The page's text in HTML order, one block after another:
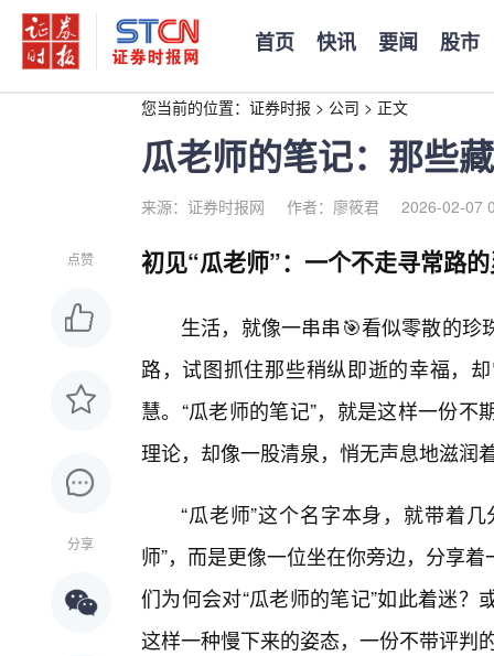
首页 快讯 要闻 股市
您当前的位置： 证券时报 > 公司 > 正文
瓜老师的笔记：那些
来源：证券时报网 作者：廖筱君 2026-02-07
点赞
分享
初见“瓜老师”：一个不走寻常路
生活，就像一串串🎯看似零散的
路，试图抓住那些稍纵即逝的幸福，
慧。“瓜老师的笔记”，就是这样一份
理论，却像一股清泉，悄无声息地滋润
“瓜老师”这个名字本身，就带着
师”，而是更像一位坐在你旁边，分享
们为何会对“瓜老师的笔记”如此着迷
这样一种慢下来的姿态，一份不带评判